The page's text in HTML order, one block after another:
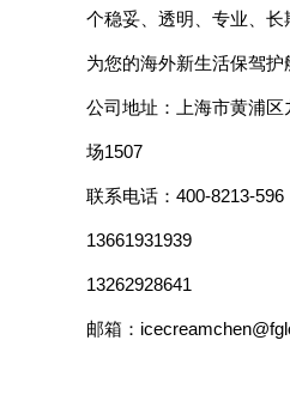
个稳妥、透明、专业、长
为您的海外新生活保驾护
公司地址：上海市黄浦区
场1507
联系电话：400-8213-596
13661931939
13262928641
邮箱：